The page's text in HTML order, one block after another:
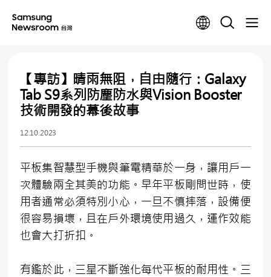
【專訪】晴雨無阻，自由隨行：Galaxy
Tab S9系列防塵防水與Vision Booster
技術開發的幕後故事
12.10.2023
平板集智慧型手機與筆電精華於一身，讓用戶一
次體驗兩全其美的功能。早年平板剛問世時，使
用者通常必須特別小心，一旦不慎摔落，設備便
很容易損壞，且在戶外環境使用過久，運作效能
也會大打折扣。
有鑑於此，三星不斷強化每代平板的耐用性。三